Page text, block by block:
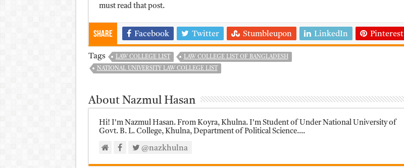
must read that post.
Share Facebook Twitter Stumbleupon LinkedIn Pinterest
Tags LAW COLLEGE LIST LAW COLLEGE LIST OF BANGLADESH
NATIONAL UNIVERSITY LAW COLLEGE LIST
About Nazmul Hasan
Hi! I'm Nazmul Hasan. From Koyra, Khulna. I'm Student of Under National University of
Govt. B. L. College, Khulna, Department of Political Science....
@nazkhulna